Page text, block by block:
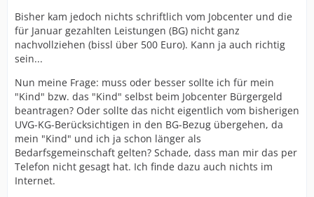
Bisher kam jedoch nichts schriftlich vom Jobcenter und die
für Januar gezahlten Leistungen (BG) nicht ganz
nachvollziehen (bissl über 500 Euro). Kann ja auch richtig
sein...
Nun meine Frage: muss oder besser sollte ich für mein
"Kind" bzw. das "Kind" selbst beim Jobcenter Bürgergeld
beantragen? Oder sollte das nicht eigentlich vom bisherigen
UVG-KG-Berücksichtigen in den BG-Bezug übergehen, da
mein "Kind" und ich ja schon länger als
Bedarfsgemeinschaft gelten? Schade, dass man mir das per
Telefon nicht gesagt hat. Ich finde dazu auch nichts im
Internet.